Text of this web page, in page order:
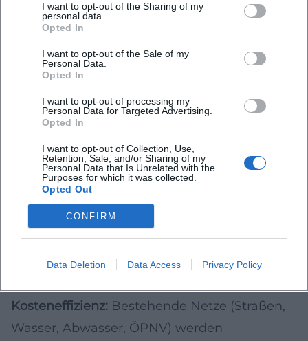
I want to opt-out of the Sharing of my
personal data.
Opted In
I want to opt-out of the Sale of my
Personal Data.
Opted In
I want to opt-out of processing my
Personal Data for Targeted Advertising.
Opted In
I want to opt-out of Collection, Use,
Retention, Sale, and/or Sharing of my
Personal Data that Is Unrelated with the
Purposes for which it was collected.
Opted Out
CONFIRM
Data Deletion Data Access Privacy Policy
Warum Innenentwicklung für Weiden (und
Flächenschutz:Weniger Neuversiegelung
hilft, Natur- und Erholungsräume zu erhalten.
Kurze Wege:Wohnen, Arbeiten und
Versorgung lassen sich näher
zusammenbringen, was den Verkehr
entlasten kann.
Bestandsqualität:
Barrierefreiheit und energetische Sanierung
können mit Freiraum- und
Mobilitätsmaßnahmen zusammengedacht
Kosteneffizienz: Bestehende Netze (Straßen,
Wasser, Abwasser, ÖPNV) werden